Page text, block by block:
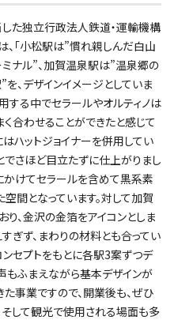
た独立行政法人鉄道・運輸機構
｢小松駅は”慣れ親しんだ白山
ナル”、加賀温泉駅は”温泉郷の
、デザインイメージとしていま
する中でセラールやオルティノは
合わせることができたと感じて
ハットジョイナーを併用してい
でさほど目立たずに仕上がりまし
かけてセラールを含めて黒系素
間となっています。対して加賀
、金沢の金箔をアイコンとしま
ぎず、まわりの材料とも合ってい
セプトをもとに各駅3案ずつデ
もふまえながら基本デザインが
事業ですので、開業後も、ぜひ
そして観光で使用される場面も多